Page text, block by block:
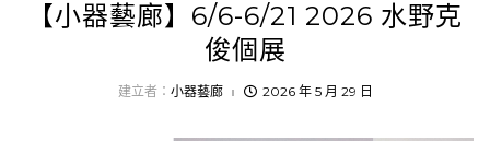
【小器藝廊】6/6-6/21 2026 水野克
俊個展
建立者： 小器藝廊 2026 年 5 月 29 日